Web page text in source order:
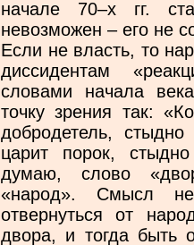
начале 70–х гг.
невозможен – его не
Если не власть, то
диссидентам
словами начала
точку зрения так:
добродетель,
царит порок,
думаю, слово
«народ». Смысл
отвернуться от
двора, и тогда быть